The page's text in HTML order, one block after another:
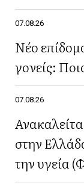
07.08.26
Νέο
γονείς:
07.08.26
στην
την υγεία